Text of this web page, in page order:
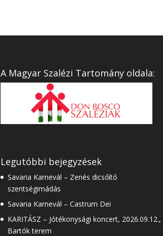
A Magyar Szalézi Tartomány oldala:
Legutóbbi bejegyzések
Savaria Karnevál – Zenés dicsőítő
szentségimádás
Savaria Karnevál – Castrum Dei
KARITÁSZ – Jótékonysági koncert, 2026.09.12.,
Bartók terem